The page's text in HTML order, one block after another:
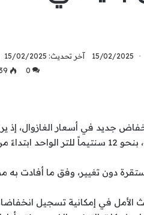
15/02/2025
آخر تحديث: 15/02/2025
0
جديد في أسعار الغازوال، إذ
16 فبراير.
دون تغيير، وفق ما أفادت به
الأمل في إمكانية تسجيل